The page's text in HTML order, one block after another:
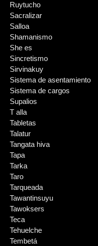
Ruytucho
Sacralizar
Salloa
Shamanismo
She es
Sincretismo
Sirvinakuy
Sistema de asentamiento
Sistema de cargos
Supalios
T alla
Tabletas
Talatur
Tangata hiva
Tapa
Tarka
Taro
Tarqueada
Tawantinsuyu
Tawoksers
Teca
Tehuelche
Tembetá